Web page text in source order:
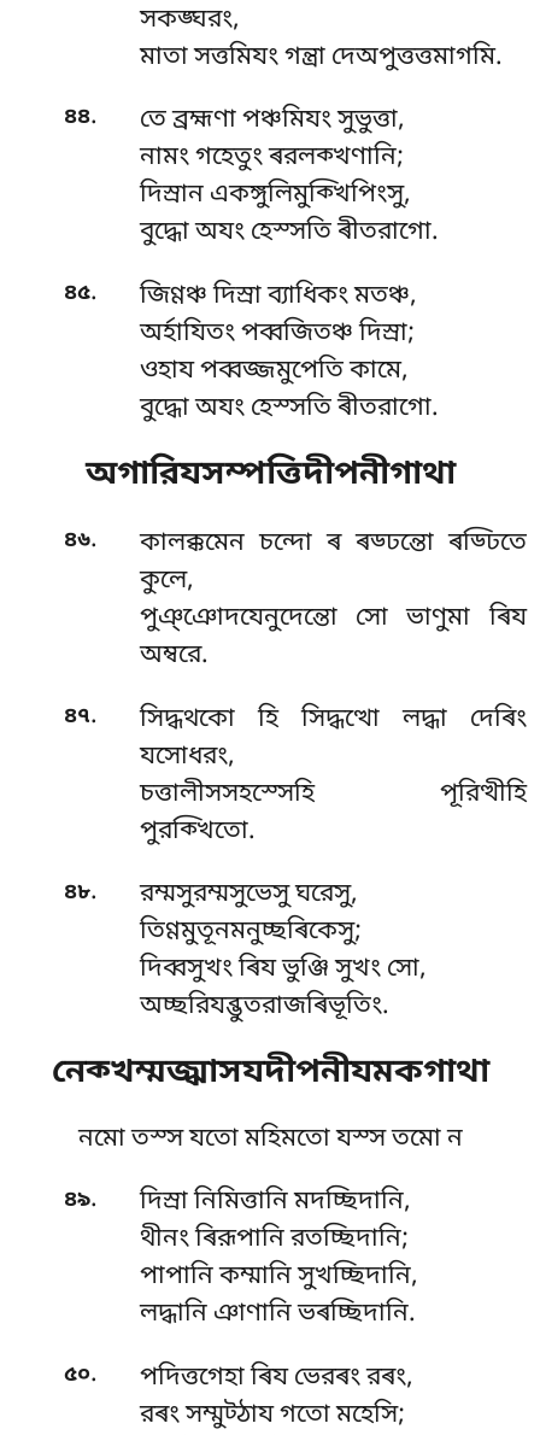
সকঙ্ঘরং,
মাতা সত্তমিযং গন্ত্ৰা দেঅপুত্তত্তমাগমি.
৪৪.
তে ব্রহ্মণা পঞ্চমিযং সুভুত্তা,
নামং গহেতুং ৰরলক্খণানি;
দিস্ৰান একঙ্গুলিমুক্খিপিংসু,
বুদ্ধো অযং হেস্সতি ৰীতরাগো.
৪৫.
জিণ্ণঞ্চ দিস্ৰা ব্যাধিকং মতঞ্চ,
অৰ্হাযিতং পব্বজিতঞ্চ দিস্ৰা;
ওহায পব্বজ্জমুপেতি কামে,
বুদ্ধো অযং হেস্সতি ৰীতরাগো.
অগারিযসম্পত্তিদীপনীগাথা
৪৬.
কালক্কমেন চন্দো ৰ ৰড্ঢন্তো ৰড্ঢিতে
কুলে,
পুঞ্ঞোদযেনুদেন্তো সো ভাণুমা ৰিয
অম্বরে.
৪৭.
সিদ্ধথকো হি সিদ্ধত্থো লদ্ধা দেৰিং
যসোধরং,
চত্তালীসসহস্সেহি পূরিত্থীহি
পুরক্খিতো.
৪৮.
রম্মসুরম্মসুভেসু ঘরেসু,
তিণ্ণমুতূনমনুচ্ছৰিকেসু;
দিব্বসুখং ৰিয ভুঞ্জি সুখং সো,
অচ্ছরিযব্ভুতরাজৰিভূতিং.
নেক্খম্মজ্ঝাসযদীপনীযমকগাথা
নমো তস্স যতো মহিমতো যস্স তমো ন
৪৯.
দিস্ৰা নিমিত্তানি মদচ্ছিদানি,
থীনং ৰিরূপানি রতচ্ছিদানি;
পাপানি কম্মানি সুখচ্ছিদানি,
লদ্ধানি ঞাণানি ভৰচ্ছিদানি.
৫০.
পদিত্তগেহা ৰিয ভেরৰং রৰং,
রৰং সম্মুট্ঠায গতো মহেসি;